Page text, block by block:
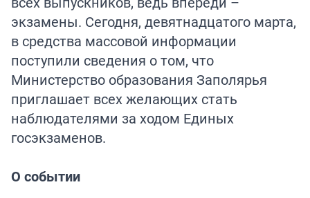
экзамены. Сегодня, девятнадцатого марта,
в средства массовой информации
поступили сведения о том, что
Министерство образования Заполярья
приглашает всех желающих стать
наблюдателями за ходом Единых
госэкзаменов.
О событии